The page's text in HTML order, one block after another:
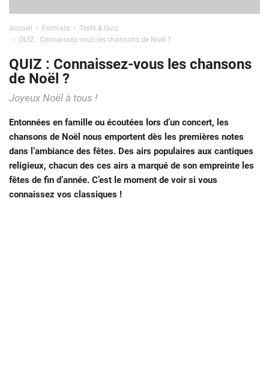
Accueil Formats
Tests & Quiz
QUIZ : Connaissez-vous les chansons de Noël ?
QUIZ : Connaissez-vous les chansons
de Noël ?
Joyeux Noël à tous !
Entonnées en famille ou écoutées lors d’un concert, les
chansons de Noël nous emportent dès les premières notes
dans l’ambiance des fêtes. Des airs populaires aux cantiques
religieux, chacun des ces airs a marqué de son empreinte les
fêtes de fin d’année. C’est le moment de voir si vous
connaissez vos classiques !